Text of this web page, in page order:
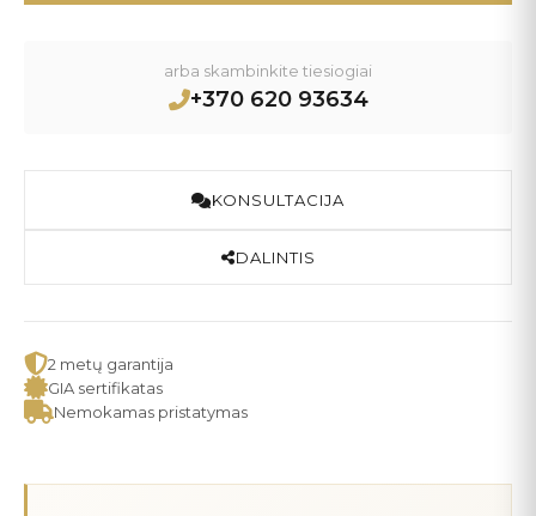
arba skambinkite tiesiogiai
+370 620 93634
KONSULTACIJA
DALINTIS
2 metų garantija
GIA sertifikatas
Nemokamas pristatymas